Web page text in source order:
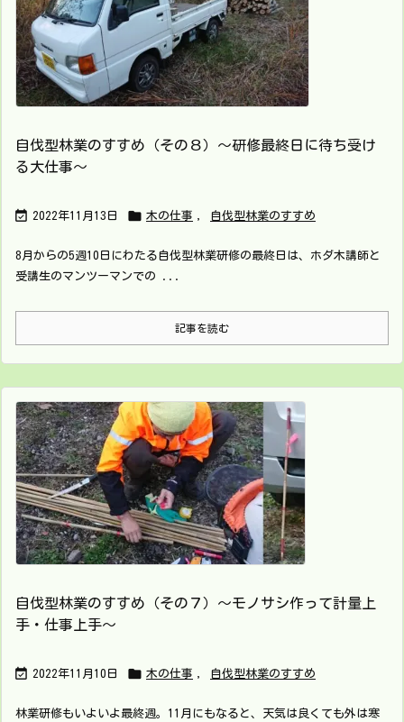
自伐型林業のすすめ（その８）～研修最終日に待ち受け
る大仕事～
 2022年11月13日  木の仕事 , 自伐型林業のすすめ
8月からの5週10日にわたる自伐型林業研修の最終日は、ホダ木講師と
受講生のマンツーマンでの ...
記事を読む
自伐型林業のすすめ（その７）～モノサシ作って計量上
手・仕事上手～
 2022年11月10日  木の仕事 , 自伐型林業のすすめ
林業研修もいよいよ最終週。11月にもなると、天気は良くても外は寒